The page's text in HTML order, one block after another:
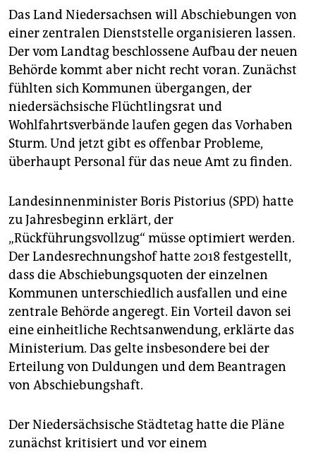
nord
wahrheit
verlag
verlag
veranstaltungen
fragen & hilfe
unterstützen
abo
genossenschaft
epaper login
Das Land Niedersachsen will Abschiebungen von
einer zen­tralen Dienststelle organisieren lassen.
Der vom Landtag beschlossene Aufbau der neuen
Behörde kommt aber nicht recht voran. Zunächst
fühlten sich Kommunen übergangen, der
niedersächsische Flüchtlingsrat und
Wohlfahrtsverbände laufen gegen das Vorhaben
Sturm. Und jetzt gibt es offenbar Probleme,
überhaupt Personal für das neue Amt zu finden.
Landesinnenminister Boris Pistorius (SPD) hatte
zu Jahresbeginn erklärt, der
„Rückführungsvollzug“ müsse optimiert werden.
Der Landesrechnungshof hatte 2018 festgestellt,
dass die Abschiebungsquoten der einzelnen
Kommunen unterschiedlich ausfallen und eine
zentrale Behörde angeregt. Ein Vorteil davon sei
eine einheitliche Rechtsanwendung, erklärte das
Ministerium. Das gelte insbesondere bei der
Erteilung von Duldungen und dem Beantragen
von Abschiebungshaft.
Der Niedersächsische Städtetag hatte die Pläne
zunächst kritisiert und vor einem